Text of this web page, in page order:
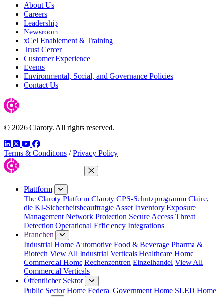
About Us
Careers
Leadership
Newsroom
xCel Enablement & Training
Trust Center
Customer Experience
Events
Environmental, Social, and Governance Policies
Contact Us
© 2026 Claroty. All rights reserved.
LinkedIn
TwitterYouTube
Facebook
Terms & Conditions / Privacy Policy
Menü schließen
Plattform
The Claroty Platform Claroty CPS-Schutzprogramm Claire,
die KI-Sicherheitsbeauftragte Asset Inventory Exposure
Management Network Protection Secure Access Threat
Detection Operational Efficiency Integrations
Branchen
Industrial Home Automotive Food & Beverage Pharma &
Biotech View All Industrial Verticals Healthcare Home
Commercial Home Rechenzentren Einzelhandel View All
Commercial Verticals
Öffentlicher Sektor
Public Sector Home Federal Government Home SLED Home